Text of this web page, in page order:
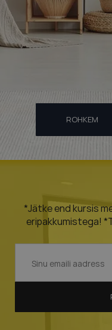
ROHKEM
*Jätke end kursis
eripakkumistega!